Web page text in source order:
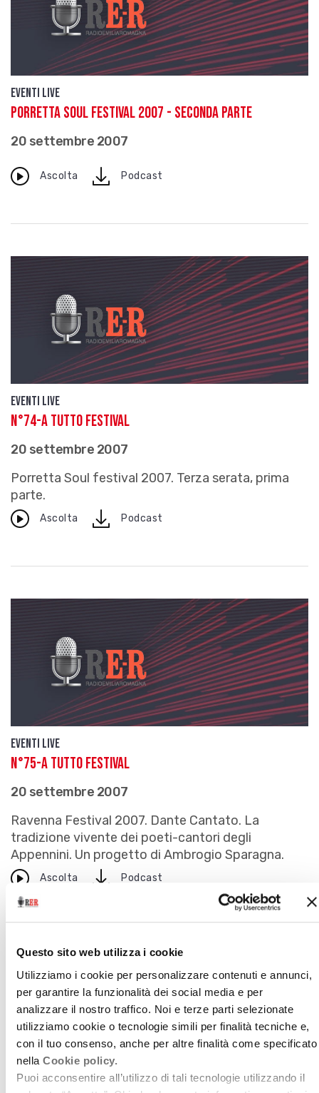
Questo sito web utilizza i cookie
Utilizziamo i cookie per personalizzare contenuti e annunci,
per garantire la funzionalità dei social media e per
analizzare il nostro traffico. Noi e terze parti selezionate
utilizziamo cookie o tecnologie simili per finalità tecniche e,
con il tuo consenso, anche per altre finalità come specificato
nella Cookie policy.
Puoi acconsentire all’utilizzo di tali tecnologie utilizzando il
Eventi live
Porretta Soul festival 2007 - Seconda parte
20 settembre 2007
Ascolta downloadPodcast
Eventi live
N°74-A TUTTO FESTIVAL
20 settembre 2007
Porretta Soul festival 2007. Terza serata, prima
parte.
Ascolta downloadPodcast
Eventi live
N°75-A TUTTO FESTIVAL
20 settembre 2007
Ravenna Festival 2007. Dante Cantato. La
tradizione vivente dei poeti-cantori degli
Appennini. Un progetto di Ambrogio Sparagna.
Ascolta downloadPodcast